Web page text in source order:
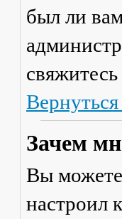
был ли
Зачем
Вы можете
настроил